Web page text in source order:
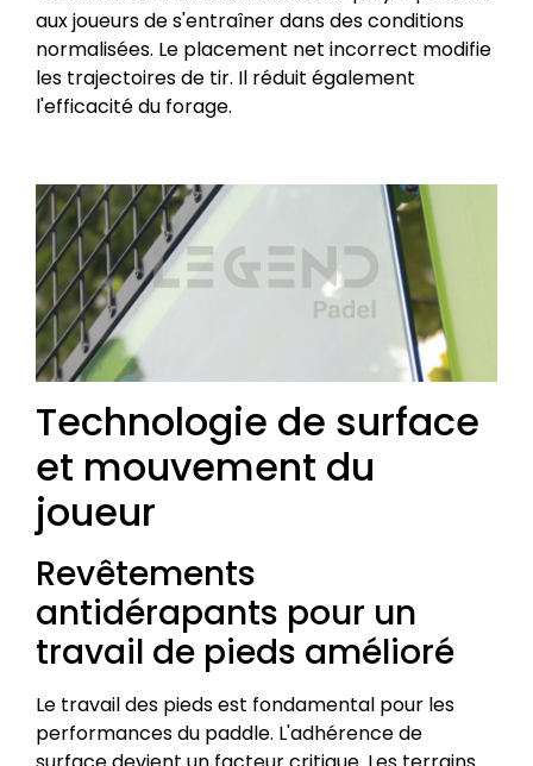
aux joueurs de s'entraîner dans des conditions
normalisées. Le placement net incorrect modifie
les trajectoires de tir. Il réduit également
l'efficacité du forage.
Technologie de surface
et mouvement du
joueur
Revêtements
antidérapants pour un
travail de pieds amélioré
Le travail des pieds est fondamental pour les
performances du paddle. L'adhérence de